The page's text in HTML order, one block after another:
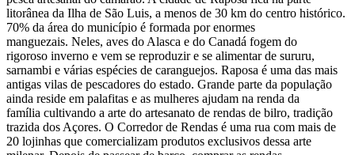
litorânea da Ilha de São Luis, a menos de 30 km do centro histórico.
70% da área do município é formada por enormes
manguezais. Neles, aves do Alasca e do Canadá fogem do
rigoroso inverno e vem se reproduzir e se alimentar de sururu,
sarnambi e várias espécies de caranguejos. Raposa é uma das mais
antigas vilas de pescadores do estado. Grande parte da população
ainda reside em palafitas e as mulheres ajudam na renda da
família cultivando a arte do artesanato de rendas de bilro, tradição
trazida dos Açores. O Corredor de Rendas é uma rua com mais de
20 lojinhas que comercializam produtos exclusivos dessa arte